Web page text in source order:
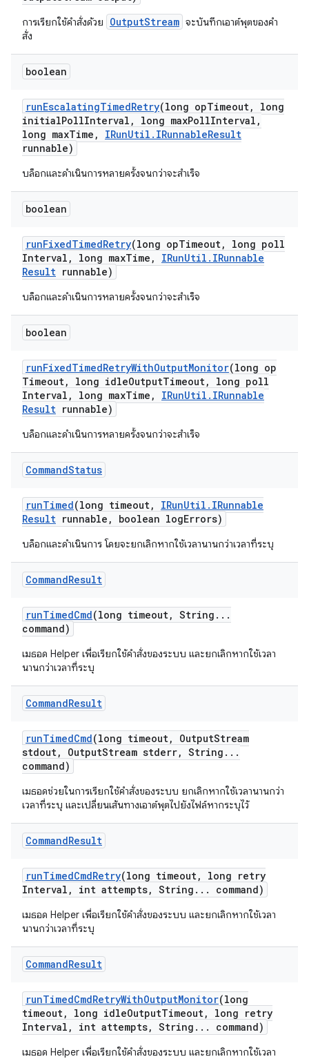
การเรียกใช้คำสั่งด้วย OutputStream จะบันทึกเอาต์พุตของคำ
สั่ง
boolean
runEscalatingTimedRetry(long opTimeout,
long
initialPollInterval , long maxPollInterval ,
long maxTime , IRunUtil . IRunnableResult
runnable)
บล็อกและดำเนินการหลายครั้งจนกว่าจะสำเร็จ
boolean
runFixedTimedRetry(long opTimeout,
long poll
Interval , long maxTime , IRunUtil . IRunnable
Result runnable)
บล็อกและดำเนินการหลายครั้งจนกว่าจะสำเร็จ
boolean
runFixedTimedRetryWithOutputMonitor(long op
Timeout, long idleOutputTimeout,
long poll
Interval , long maxTime , IRunUtil . IRunnable
Result runnable)
บล็อกและดำเนินการหลายครั้งจนกว่าจะสำเร็จ
CommandStatus
runTimed(long timeout, IRunUtil . IRunnable
Result runnable , boolean logErrors)
บล็อกและดำเนินการ โดยจะยกเลิกหากใช้เวลานานกว่าเวลาที่ระบุ
CommandResult
runTimedCmd(long timeout, String . . .
command)
เมธอด Helper เพื่อเรียกใช้คำสั่งของระบบ และยกเลิกหากใช้เวลา
นานกว่าเวลาที่ระบุ
CommandResult
runTimedCmd(long timeout, OutputStream
stdout, OutputStream stderr, String . . .
command)
เมธอดช่วยในการเรียกใช้คำสั่งของระบบ ยกเลิกหากใช้เวลานานกว่า
เวลาที่ระบุ และเปลี่ยนเส้นทางเอาต์พุตไปยังไฟล์หากระบุไว้
CommandResult
runTimedCmdRetry(long timeout,
long retry
Interval , int attempts, String . . . command)
เมธอด Helper เพื่อเรียกใช้คำสั่งของระบบ และยกเลิกหากใช้เวลา
นานกว่าเวลาที่ระบุ
CommandResult
runTimedCmdRetryWithOutputMonitor(long
timeout, long idleOutputTimeout,
long retry
Interval , int attempts, String . . . command)
เมธอด Helper เพื่อเรียกใช้คำสั่งของระบบ และยกเลิกหากใช้เวลา